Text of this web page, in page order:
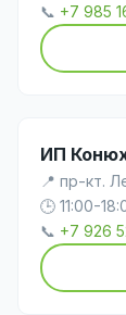
📞 +7 985
ИП
📍 пр-кт.
🕒 11:00-
📞 +7 926